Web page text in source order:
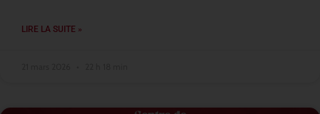
LIRE LA SUITE »